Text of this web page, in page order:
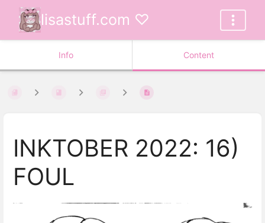
lisastuff.com ♡
Info Content
INKTOBER 2022: 16)
FOUL